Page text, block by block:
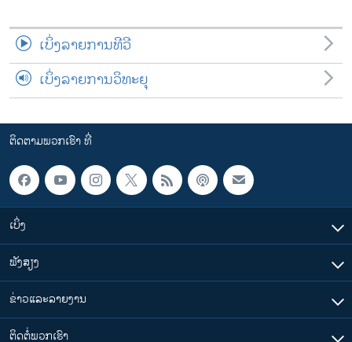
ເບິ່ງລາຍການທີວີ
ເບິ່ງລາຍການວິທະຍຸ
ຕິດຕາມພວກເຮົາ ທີ່
ເບິ່ງ
ຟັງສຽງ
ຂ່າວແລະລາຍງານ
ຕິດຕໍ່ພວກເຮົາ